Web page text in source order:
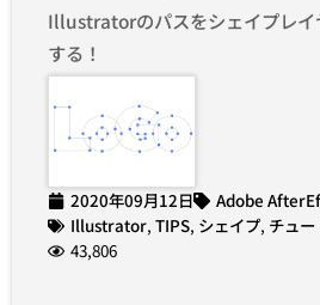
Illustratorのパスをシェイプレイ
する！
2020年09月12日
Adobe
Illustrator, TIPS, シェイプ, チュ
43,806